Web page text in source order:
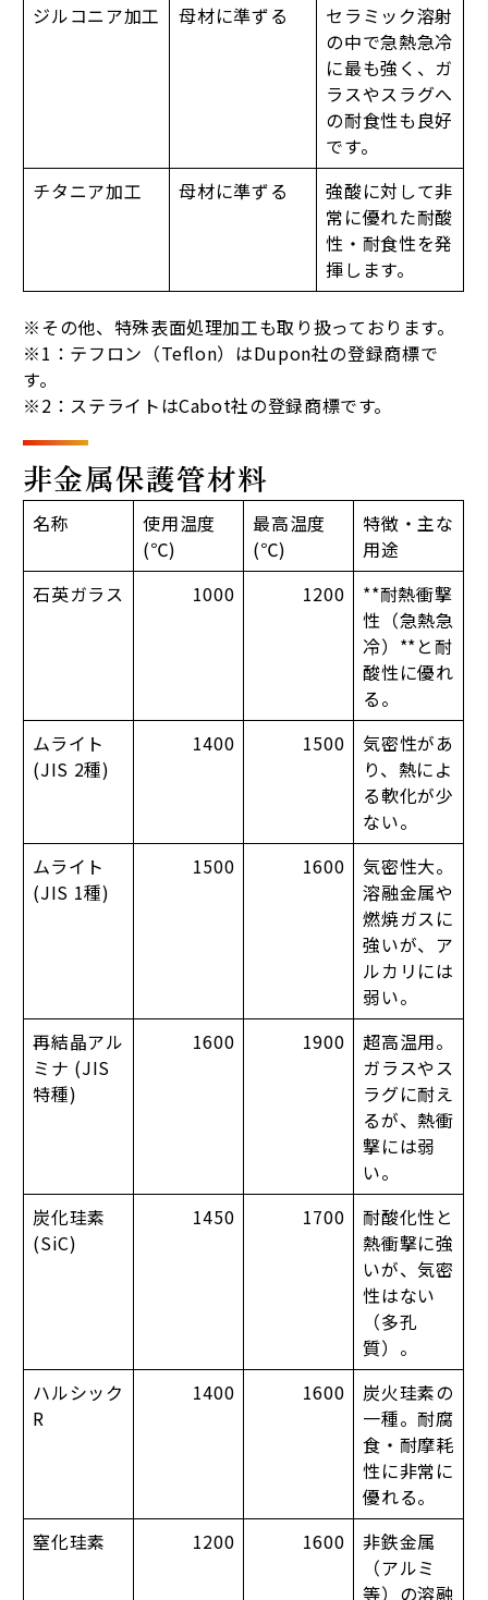
ジルコニア加工
母材に準ずる
セラミック溶射
の中で急熱急冷
に最も強く、ガ
ラスやスラグへ
の耐食性も良好
です。
チタニア加工
母材に準ずる
強酸に対して非
常に優れた耐酸
性・耐食性を発
揮します。
※その他、特殊表面処理加工も取り扱っております。
※1：テフロン（Teflon）はDupon社の登録商標で
す。
※2：ステライトはCabot社の登録商標です。
非金属保護管材料
名称
使用温度
(℃)
最高温度
(℃)
特徴・主な
用途
石英ガラス
1000 1200
**耐熱衝撃
性（急熱急
冷）**と耐
酸性に優れ
る。
ムライト
(JIS 2種)
1400 1500
気密性があ
り、熱によ
る軟化が少
ない。
ムライト
(JIS 1種)
1500 1600
気密性大。
溶融金属や
燃焼ガスに
強いが、ア
ルカリには
弱い。
再結晶アル
ミナ (JIS
特種)
1600 1900
超高温用。
ガラスやス
ラグに耐え
るが、熱衝
撃には弱
い。
炭化珪素
(SiC)
1450 1700
耐酸化性と
熱衝撃に強
いが、気密
性はない
（多孔
質）。
ハルシック
R
1400 1600
炭火珪素の
一種。耐腐
食・耐摩耗
性に非常に
優れる。
窒化珪素
1200 1600
非鉄金属
（アルミ
等）の溶融